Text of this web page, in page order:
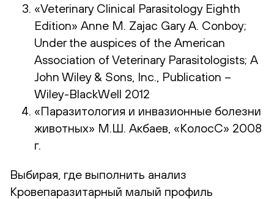
«Veterinary Clinical Parasitology Eighth
Edition» Anne M. Zajac Gary A. Conboy;
Under the auspices of the American
Association of Veterinary Parasitologists; A
John Wiley & Sons, Inc., Publication –
Wiley-BlackWell 2012
«Паразитология и инвазионные болезни
животных» М.Ш. Акбаев, «КолосС» 2008
г.
Выбирая, где выполнить анализ
Кровепаразитарный малый профиль